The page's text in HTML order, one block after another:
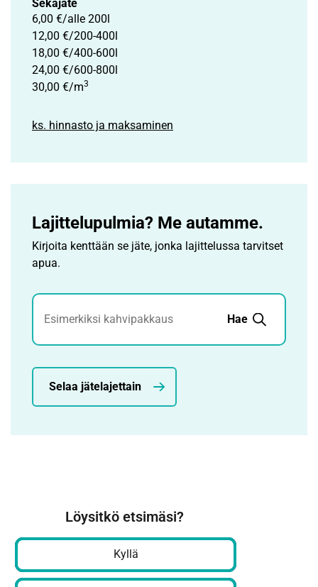
Sekajäte
6,00 €/alle 200l
12,00 €/200-400l
18,00 €/400-600l
24,00 €/600-800l
30,00 €/m3
ks. hinnasto ja maksaminen
Lajittelupulmia? Me autamme.
Kirjoita kenttään se jäte, jonka lajittelussa tarvitset
apua.
Jätehaku
Hae
Selaa jätelajettain
Löysitkö etsimäsi?
Kyllä